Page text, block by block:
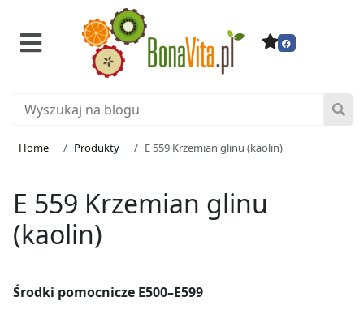
Home Produkty E 559 Krzemian glinu (kaolin)
E 559 Krzemian glinu
(kaolin)
Środki pomocnicze E500–E599